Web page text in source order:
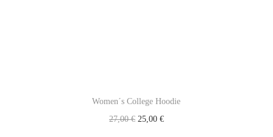
Women´s College Hoodie
27,00€ 25,00 €